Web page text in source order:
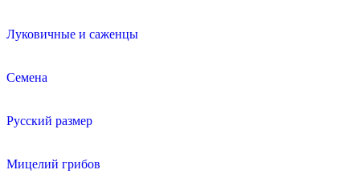
Луковичные и саженцы
Семена
Русский размер
Мицелий грибов